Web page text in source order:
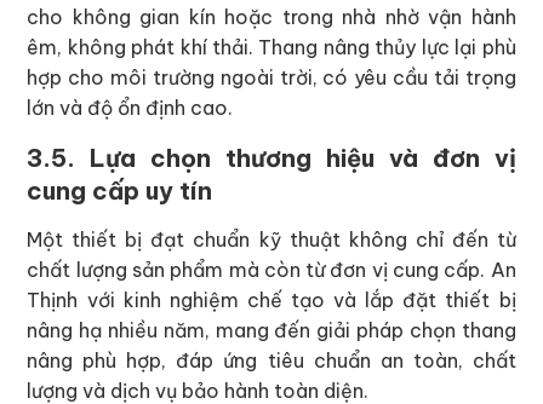
cho không gian kín hoặc trong nhà nhờ vận hành
êm, không phát khí thải. Thang nâng thủy lực lại phù
hợp cho môi trường ngoài trời, có yêu cầu tải trọng
lớn và độ ổn định cao.
3.5. Lựa chọn thương hiệu và đơn vị
cung cấp uy tín
Một thiết bị đạt chuẩn kỹ thuật không chỉ đến từ
chất lượng sản phẩm mà còn từ đơn vị cung cấp. An
Thịnh với kinh nghiệm chế tạo và lắp đặt thiết bị
nâng hạ nhiều năm, mang đến giải pháp chọn thang
nâng phù hợp, đáp ứng tiêu chuẩn an toàn, chất
lượng và dịch vụ bảo hành toàn diện.